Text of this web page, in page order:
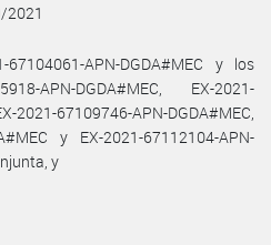
2021
APN-DGDA#MEC y los
APN-DGDA#MEC, EX-2021-
2021-67109746-APN-DGDA#MEC,
y EX-2021-67112104-APN-
y